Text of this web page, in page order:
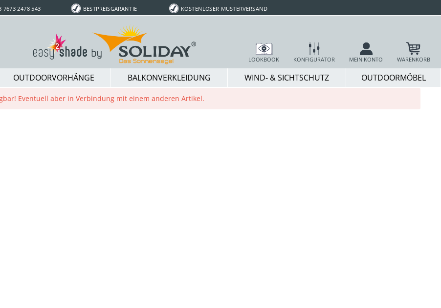
7673 2478 543 BESTPREISGARANTIE KOSTENLOSER MUSTERVERSAND
LOOKBOOK KONFIGURATOR MEIN KONTO WARENKORB
OUTDOORVORHÄNGE BALKONVERKLEIDUNG WIND- & SICHTSCHUTZ OUTDOORMÖBEL
Eventuell aber in Verbindung mit einem anderen Artikel.